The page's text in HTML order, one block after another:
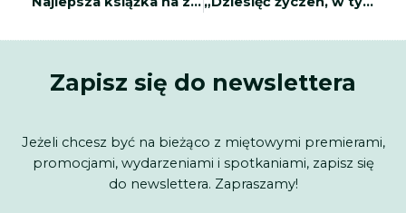
Zapisz się do newslettera
Jeżeli chcesz być na bieżąco z miętowymi premierami,
promocjami, wydarzeniami i spotkaniami, zapisz się
do newslettera. Zapraszamy!